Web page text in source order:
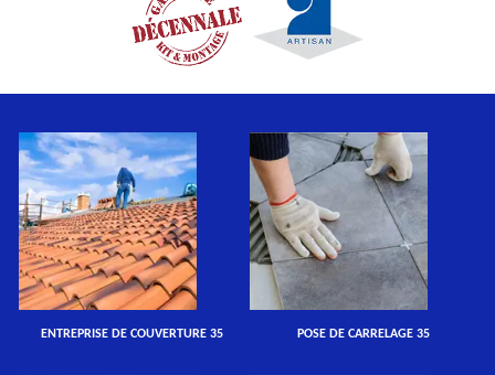
ENTREPRISE DE COUVERTURE 35 POSE DE CARRELAGE 35